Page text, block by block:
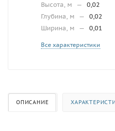
Высота, м
—
0,02
Глубина, м
—
0,02
Ширина, м
— 0,01
Все характеристики
ОПИСАНИЕ